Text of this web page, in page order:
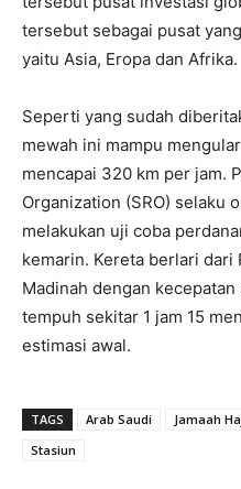
tersebut sebagai pusat
yaitu Asia, Eropa dan Afrika.
Seperti yang sudah
mewah ini mampu
mencapai 320 km per jam.
Organization (SRO) selaku
melakukan uji coba
kemarin. Kereta berlari dari
Madinah dengan
tempuh sekitar 1 jam 15
estimasi awal.
TAGS Arab Saudi Jamaah
Stasiun